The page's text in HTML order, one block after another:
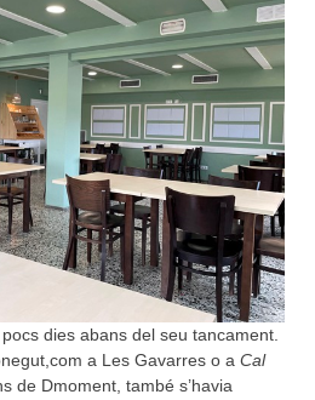
pocs dies abans del seu tancament.
a Les Gavarres o a Cal
de Dmoment, també s’havia